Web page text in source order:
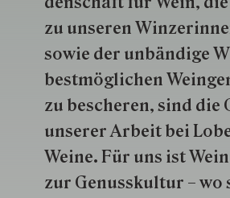
zu unseren
so­wie der un­bän­dige
best­mög­lich­en
zu besche­ren, sind die
unserer Arbeit bei
Weine. Für uns ist
zur Genuss­kultur – wo